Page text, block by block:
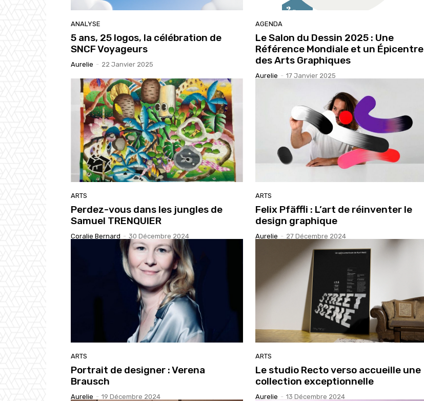
ANALYSE
5 ans, 25 logos, la célébration de
SNCF Voyageurs
Aurelie - 22 Janvier 2025
AGENDA
Le Salon du Dessin 2025 : Une
Référence Mondiale et un Épicentre
des Arts Graphiques
Aurelie - 17 Janvier 2025
ARTS
Perdez-vous dans les jungles de
Samuel TRENQUIER
Coralie Bernard - 30 Décembre 2024
ARTS
Felix Pfäffli : L’art de réinventer le
design graphique
Aurelie - 27 Décembre 2024
ARTS
Portrait de designer : Verena
Brausch
Aurelie - 19 Décembre 2024
ARTS
Le studio Recto verso accueille une
collection exceptionnelle
Aurelie - 13 Décembre 2024